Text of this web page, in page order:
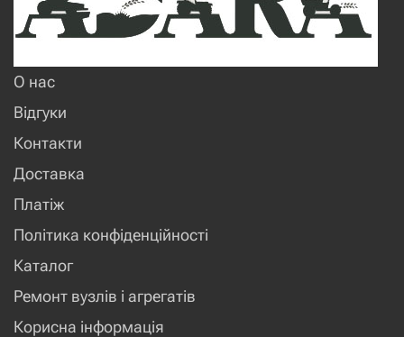
О нас
Відгуки
Контакти
Доставка
Платіж
Політика конфіденційності
Каталог
Ремонт вузлів і агрегатів
Корисна інформація